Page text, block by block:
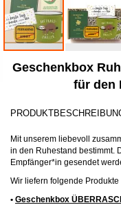
Anfang
Geschenkbox
für den
Mit unserem liebevoll
in den Ruhestand bestimmt.
Empfänger*in gesendet
Wir liefern folgende
• Geschenkbox